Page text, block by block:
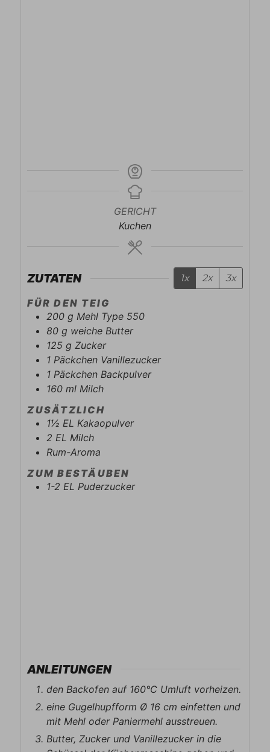
GERICHT
Kuchen
ZUTATEN 1x 2x 3x
FÜR DEN TEIG
200 g Mehl Type 550
80 g weiche Butter
125 g Zucker
1 Päckchen Vanillezucker
1 Päckchen Backpulver
160ml Milch
ZUSÄTZLICH
1½ EL Kakaopulver
2 EL Milch
Rum-Aroma
ZUM BESTÄUBEN
1-2 EL Puderzucker
ANLEITUNGEN
den Backofen auf 160°C Umluft vorheizen.
eine Gugelhupfform Ø 16 cm einfetten und
mit Mehl oder Paniermehl ausstreuen.
Butter, Zucker und Vanillezucker in die